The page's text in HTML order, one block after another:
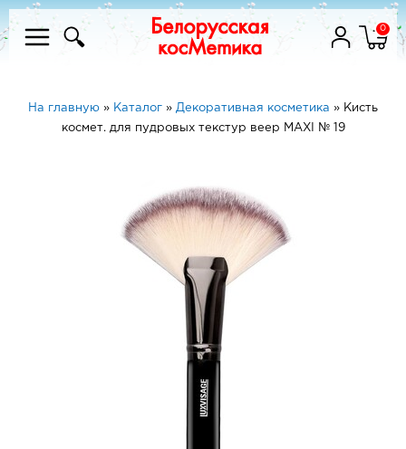
0
На главную » Каталог » Декоративная косметика » Кисть
космет. для пудровых текстур веер MAXI № 19